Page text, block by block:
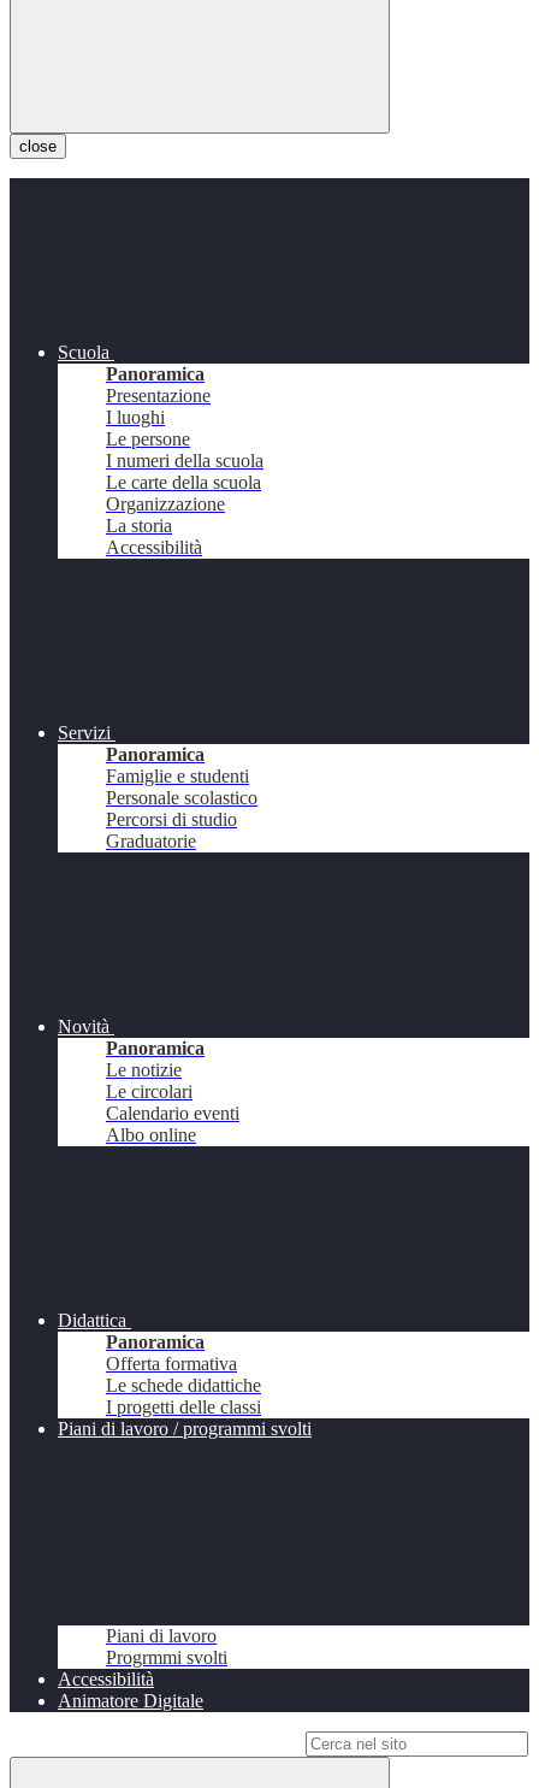
close
Scuola
Panoramica
Presentazione
I luoghi
Le persone
I numeri della scuola
Le carte della scuola
Organizzazione
La storia
Accessibilità
Servizi
Panoramica
Famiglie e studenti
Personale scolastico
Percorsi di studio
Graduatorie
Novità
Panoramica
Le notizie
Le circolari
Calendario eventi
Albo online
Didattica
Panoramica
Offerta formativa
Le schede didattiche
I progetti delle classi
Piani di lavoro / programmi svolti
Piani di lavoro
Progrmmi svolti
Accessibilità
Animatore Digitale